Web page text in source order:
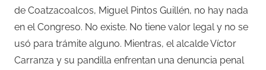
de Coatzacoalcos, Miguel Pintos Guillén, no hay nada
en el Congreso. No existe. No tiene valor legal y no se
usó para trámite alguno. Mientras, el alcalde Víctor
Carranza y su pandilla enfrentan una denuncia penal